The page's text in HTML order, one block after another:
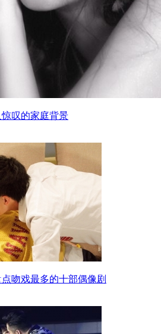
叹的家庭背景
吻戏最多的十部偶像剧